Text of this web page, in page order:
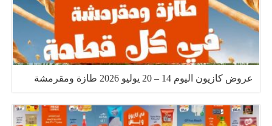
عروض كازيون اليوم 14 – 20 يوليو 2026 طازة ومقرمشة